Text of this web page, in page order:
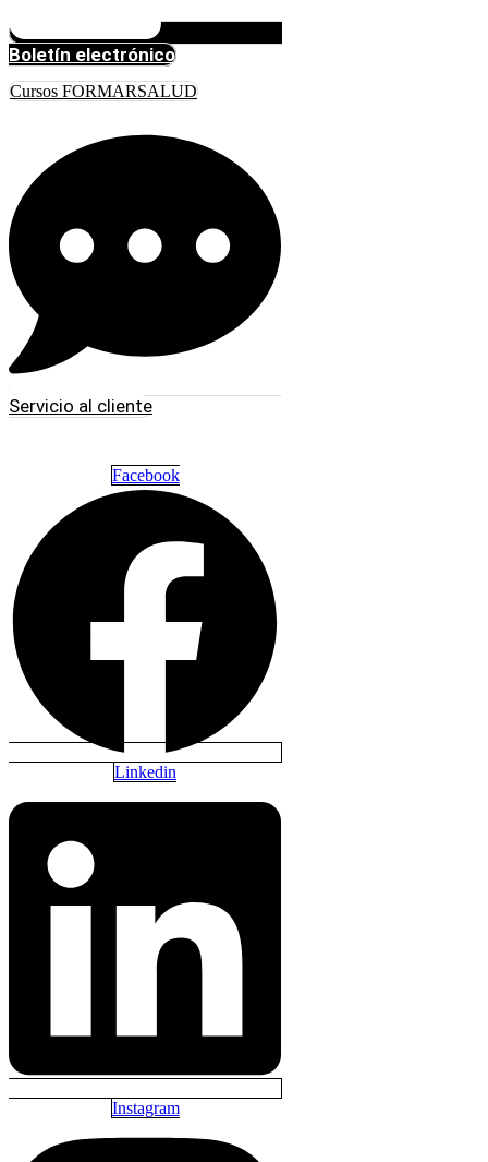
Boletín electrónico
Cursos FORMARSALUD
Servicio al cliente
Facebook
Linkedin
Instagram